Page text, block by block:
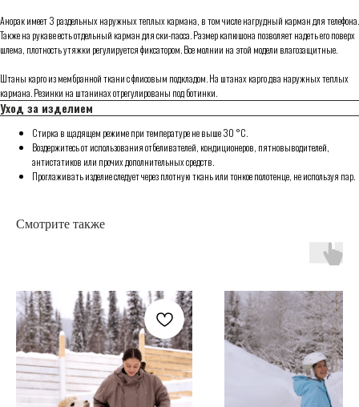
Анорак имеет 3 раздельных наружных теплых кармана, в том числе нагрудный карман для телефона.
Также на рукаве есть отдельный карман для ски-пасса. Размер капюшона позволяет надеть его поверх
шлема, плотность утяжки регулируется фиксатором. Все молнии на этой модели влагозащитные.
Штаны карго из мембранной ткани с флисовым подкладом. На штанах карго два наружных теплых
кармана. Резинки на штанинах отрегулированы под ботинки.
Уход за изделием
Стирка в щадящем режиме при температуре не выше 30 °C.
Воздержитесь от использования отбеливателей, кондиционеров, пятновыводителей,
антистатиков или прочих дополнительных средств.
Проглаживать изделие следует через плотную ткань или тонкое полотенце, не используя пар.
Смотрите также